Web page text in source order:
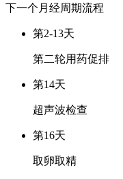
下一个月经周期流程
第2-13天
第二轮用药促排
第14天
超声波检查
第16天
取卵取精